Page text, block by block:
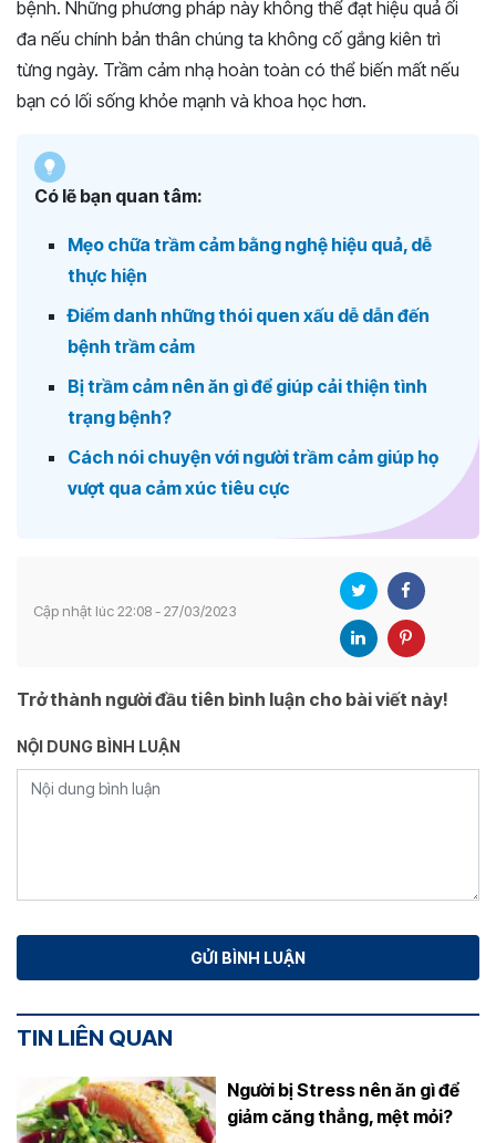
bệnh. Những phương pháp này không thể đạt hiệu quả ối
đa nếu chính bản thân chúng ta không cố gắng kiên trì
từng ngày. Trầm cảm nhạ hoàn toàn có thể biến mất nếu
bạn có lối sống khỏe mạnh và khoa học hơn.
Có lẽ bạn quan tâm:
Mẹo chữa trầm cảm bằng nghệ hiệu quả, dễ
thực hiện
Điểm danh những thói quen xấu dễ dẫn đến
bệnh trầm cảm
Bị trầm cảm nên ăn gì để giúp cải thiện tình
trạng bệnh?
Cách nói chuyện với người trầm cảm giúp họ
vượt qua cảm xúc tiêu cực
Cập nhật lúc 22:08 - 27/03/2023
Trở thành người đầu tiên bình luận cho bài viết này!
NỘI DUNG BÌNH LUẬN
TIN LIÊN QUAN
Người bị Stress nên ăn gì để
giảm căng thẳng, mệt mỏi?